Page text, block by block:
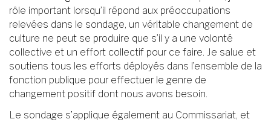
rôle important lorsqu’il répond aux préoccupations
relevées dans le sondage, un véritable changement de
culture ne peut se produire que s’il y a une volonté
collective et un effort collectif pour ce faire. Je salue et
soutiens tous les efforts déployés dans l’ensemble de la
fonction publique pour effectuer le genre de
changement positif dont nous avons besoin.
Le sondage s’applique également au Commissariat, et